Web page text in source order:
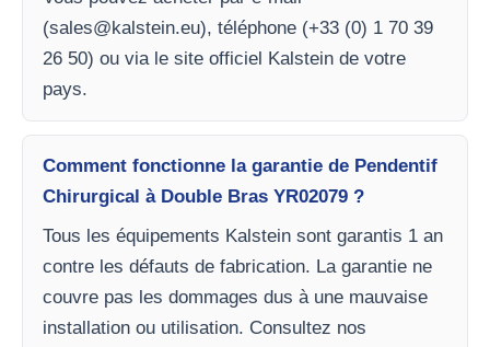
(sales@kalstein.eu), téléphone (+33 (0) 1 70 39
26 50) ou via le site officiel Kalstein de votre
pays.
Comment fonctionne la garantie de Pendentif
Chirurgical à Double Bras YR02079 ?
Tous les équipements Kalstein sont garantis 1 an
contre les défauts de fabrication. La garantie ne
couvre pas les dommages dus à une mauvaise
installation ou utilisation. Consultez nos